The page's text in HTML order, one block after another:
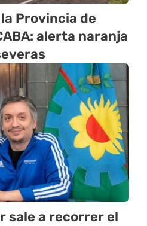
Provincia de
alerta naranja
sale a recorrer el